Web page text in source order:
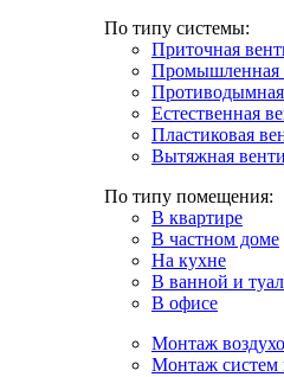
По типу системы:
Приточная
Промышленная
Естественная
Пластиковая
Вытяжная
По типу помещения:
В квартире
В частном доме
На кухне
В ванной и
В офисе
Монтаж
Монтаж систем